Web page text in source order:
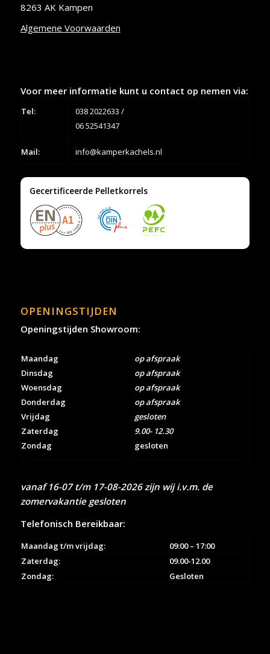
8263 AK Kampen
Algemene Voorwaarden
Voor meer informatie kunt u contact op nemen via:
Tel: 038 2022633 /
06 52541347
Mail: info@kamperkachels.nl
Gecertificeerde Pelletkorrels
OPENINGSTIJDEN
Openingstijden Showroom:
Maandag
Dinsdag
Woensdag
Donderdag
Vrijdag
Zaterdag
Zondag
op afspraak
op afspraak
op afspraak
op afspraak
gesloten
9.00- 12.30
gesloten
vanaf 16-07 t/m 17-08-2026 zijn wij i.v.m. de
zomervakantie gesloten
Telefonisch Bereikbaar:
Maandag t/m vrijdag:
09:00 – 17:00
Zaterdag:
09.00-12.00
Zondag:
Gesloten